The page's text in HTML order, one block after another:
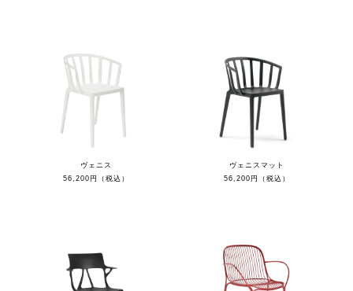
ヴェニス
56,200円（税込）
ヴェニスマット
56,200円（税込）